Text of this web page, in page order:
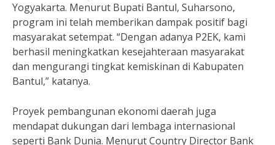
Yogyakarta. Menurut Bupati Bantul, Suharsono,
program ini telah memberikan dampak positif bagi
masyarakat setempat. “Dengan adanya P2EK, kami
berhasil meningkatkan kesejahteraan masyarakat
dan mengurangi tingkat kemiskinan di Kabupaten
Bantul,” katanya.
Proyek pembangunan ekonomi daerah juga
mendapat dukungan dari lembaga internasional
seperti Bank Dunia. Menurut Country Director Bank